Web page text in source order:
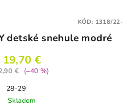
detské snehule modré
19,70 €
€
(–40 %)
28-29
Skladom
KÓD: 1318/22-